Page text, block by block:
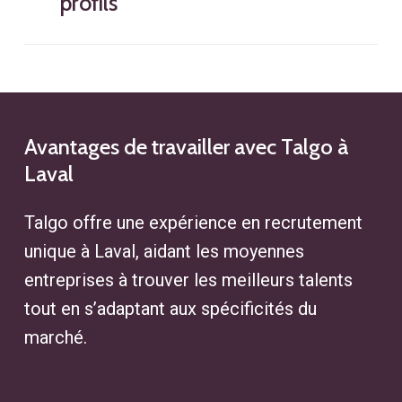
besoins des entreprises.
ciblage précises pour identifier les
le recrutement de cadres ou
d’autres postes spécialisés, en
processus de recrutement.
Avantages detravailler avec Talgo à
Laval
Talgo offre une expérience en recrutement
unique à Laval, aidant les moyennes
entreprises à trouver les meilleurs talents
tout en s’adaptant aux spécificités du
marché.